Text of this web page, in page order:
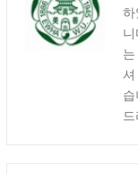
하